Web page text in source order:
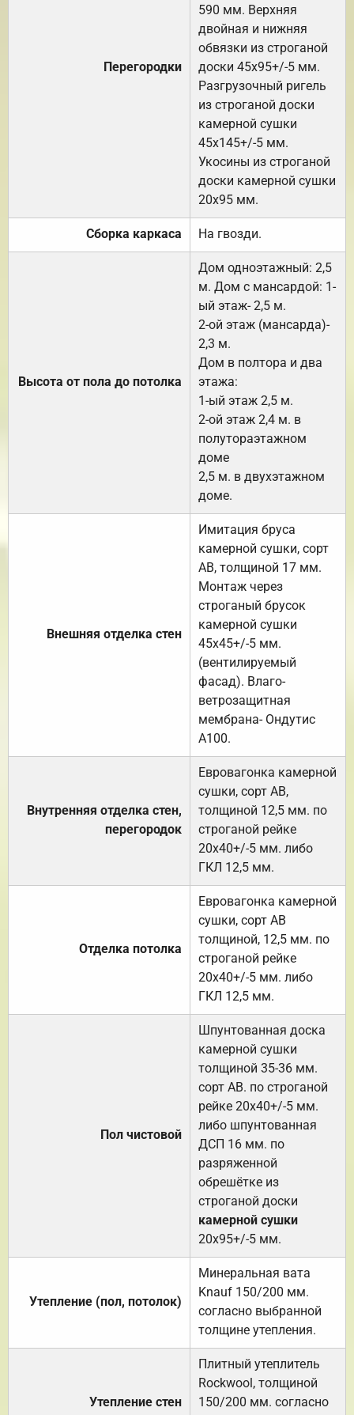
Перегородки
590 мм. Верхняя
двойная и нижняя
обвязки из строганой
доски 45х95+/-5 мм.
Разгрузочный ригель
из строганой доски
камерной сушки
45х145+/-5 мм.
Укосины из строганой
доски камерной сушки
20х95 мм.
Сборка каркаса На гвозди.
Высота от пола до потолка
Дом одноэтажный: 2,5
м. Дом с мансардой: 1-
ый этаж- 2,5 м.
2-ой этаж (мансарда)-
2,3 м.
Дом в полтора и два
этажа:
1-ый этаж 2,5 м.
2-ой этаж 2,4 м. в
полутораэтажном
доме
2,5 м. в двухэтажном
доме.
Внешняя отделка стен
Имитация бруса
камерной сушки, сорт
АВ, толщиной 17 мм.
Монтаж через
строганый брусок
камерной сушки
45х45+/-5 мм.
(вентилируемый
фасад). Влаго-
ветрозащитная
мембрана- Ондутис
А100.
Внутренняя отделка стен,
перегородок
Евровагонка камерной
сушки, сорт АВ,
толщиной 12,5 мм. по
строганой рейке
20х40+/-5 мм. либо
ГКЛ 12,5 мм.
Отделка потолка
Евровагонка камерной
сушки, сорт АВ
толщиной, 12,5 мм. по
строганой рейке
20х40+/-5 мм. либо
ГКЛ 12,5 мм.
Пол чистовой
Шпунтованная доска
камерной сушки
толщиной 35-36 мм.
сорт АВ. по строганой
рейке 20х40+/-5 мм.
либо шпунтованная
ДСП 16 мм. по
разряженной
обрешётке из
строганой доски
камерной сушки
20х95+/-5 мм.
Утепление (пол, потолок)
Минеральная вата
Knauf 150/200 мм.
согласно выбранной
толщине утепления.
Утепление стен
Плитный утеплитель
Rockwool, толщиной
150/200 мм. согласно